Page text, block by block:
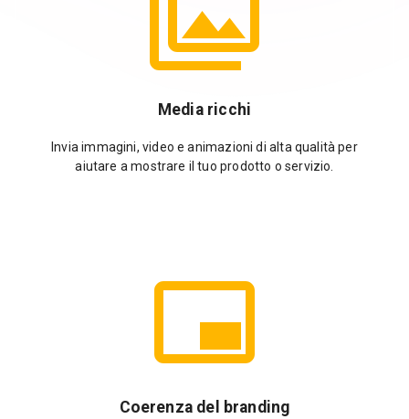
Media ricchi
Invia immagini, video e animazioni di alta qualità per
aiutare a mostrare il tuo prodotto o servizio.
Coerenza del branding